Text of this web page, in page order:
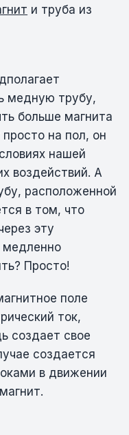
и труба из
медную трубу,
больше магнита
на пол, он
нашей
воздействий. А
расположенной
в том, что
эту
медленно
Просто!
поле
ток,
создает свое
создается
в движении